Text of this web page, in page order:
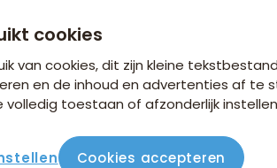
Reisperiode
cookies
van cookies, dit zijn kleine
en de inhoud en advertenties af te
volledig toestaan of afzonderlijk
Cookies accepteren